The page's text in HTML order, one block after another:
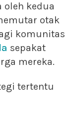
oleh kedua
otak
komunitas
sepakat
mereka.
tertentu